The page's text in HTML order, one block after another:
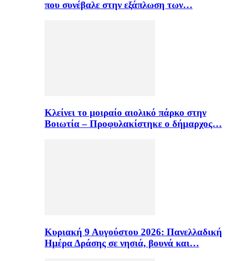
που συνέβαλε στην εξάπλωση των…
Κλείνει το μοιραίο αιολικό πάρκο στην
Βοιωτία – Προφυλακίστηκε ο δήμαρχος…
Κυριακή 9 Αυγούστου 2026: Πανελλαδική
Ημέρα Δράσης σε νησιά, βουνά και…